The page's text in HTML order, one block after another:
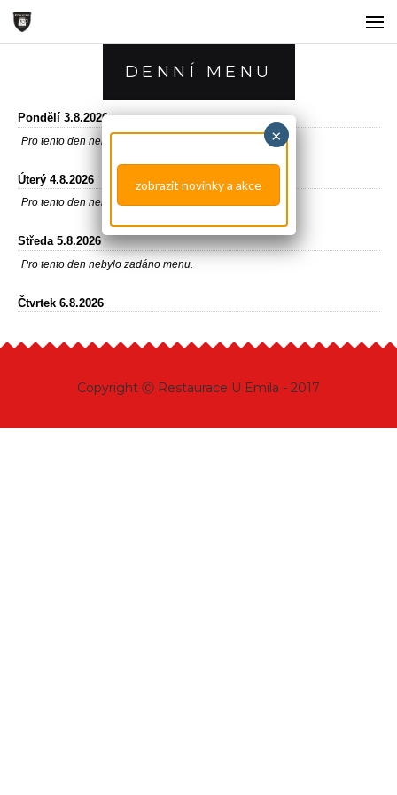
NOVINKY A AKCE
DENNÍ MENU
+
FOTOGALERIE
REZERVACE
KONTAKT
DENNÍ MENU
Copyright Ⓒ Restaurace U Emila - 2017
zobrazit novinky a akce